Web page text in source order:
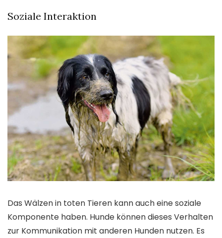
Soziale Interaktion
Das Wälzen in toten Tieren kann auch eine soziale
Komponente haben. Hunde können dieses Verhalten
zur Kommunikation mit anderen Hunden nutzen. Es